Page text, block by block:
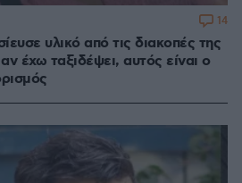
υλικό από τις διακοπές της
έχω ταξιδέψει, αυτός είναι ο
14